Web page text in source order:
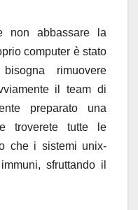
non abbassare la
computer è stato
rimuovere
il team di
preparato una
troverete tutte le
che i sistemi unix-
sfruttando il